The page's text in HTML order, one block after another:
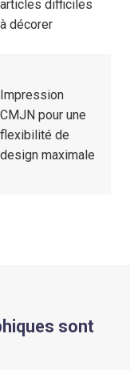
articles difficiles
à décorer
Impression
CMJN pour une
flexibilité de
design maximale
sont